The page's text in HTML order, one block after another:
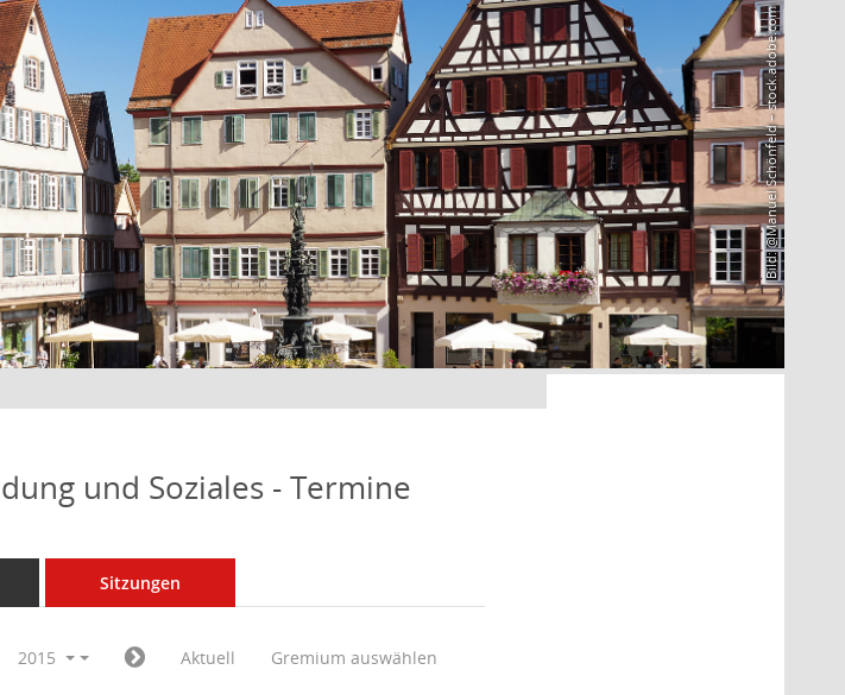
Bild: @Manuel Schönfeld – stock.adobe.com
und Soziales - Termine
Sitzungen
2015 Aktuell Gremium auswählen